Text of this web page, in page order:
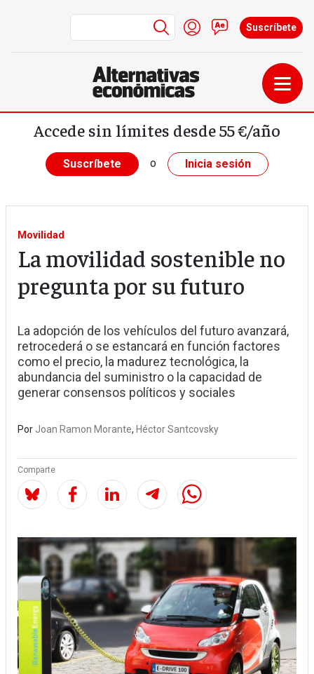
Pasar al contenido principal
Menú de cuenta de
Iniciar sesión
Contacto
Suscríbete
Accede sin límites desde 55 €/año
Suscríbete o Inicia sesión
Movilidad
La movilidad sostenible no
pregunta por su futuro
La adopción de los vehículos del futuro avanzará,
retrocederá o se estancará en función factores
como el precio, la madurez tecnológica, la
abundancia del suministro o la capacidad de
generar consensos políticos y sociales
Por Joan Ramon Morante, Héctor Santcovsky
Comparte